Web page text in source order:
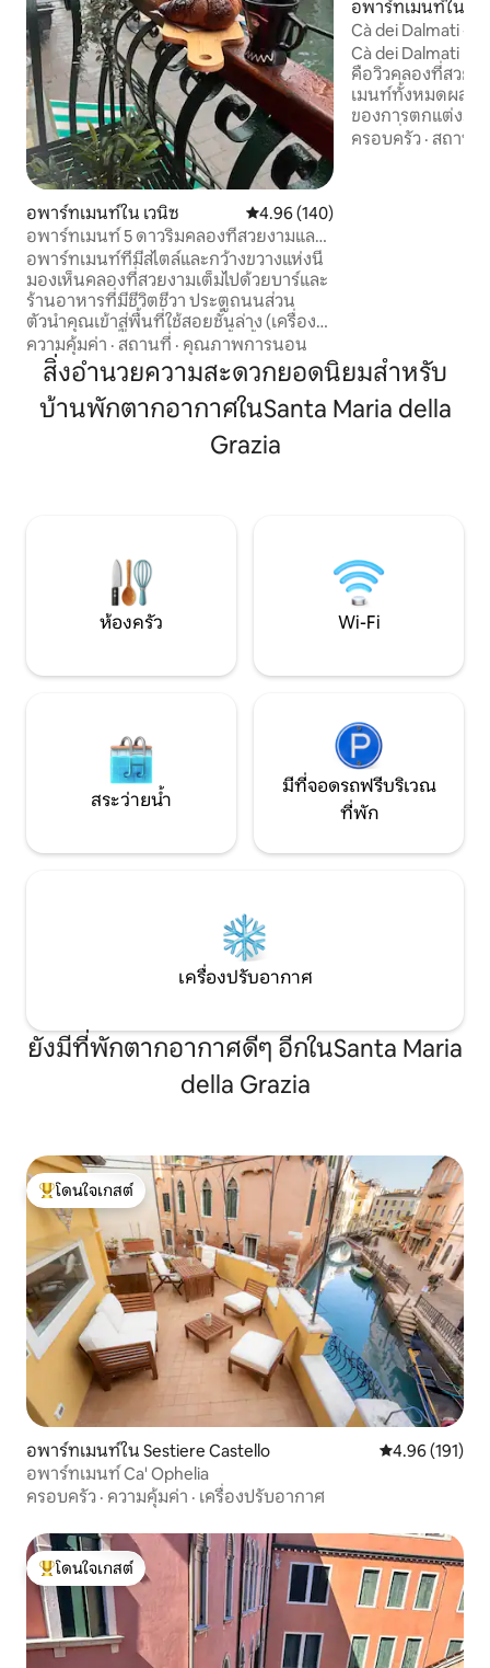
อพาร์ทเมนท์ใน เวนิซ คะแนนเฉลี่ย 4.96 จาก 5, 140 รีวิว
4.96 (140)
อพาร์ทเมนท์ 5 ดาวริมคลองที่สวยงามและ
มีสไตล์สุดๆ!
อพาร์ทเมนท์ที่มีสไตล์และกว้างขวางแห่งนี้
มองเห็นคลองที่สวยงามเต็มไปด้วยบาร์และ
ร้านอาหารที่มีชีวิตชีวา ประตูถนนส่วน
ตัวนำคุณเข้าสู่พื้นที่ใช้สอยชั้นล่าง (เครื่อง
ซักผ้าและเครื่องอบผ้า) จากนั้นชั้นบนคุณ
จะเข้าสู่พื้นที่ที่ออกแบบโดยสถาปนิกที่น่า
ทึ่งซึ่งประกอบด้วยห้องครัว + พื้นที่รับ
ประทานอาหารที่มีอุปกรณ์ครบครันเลานจ์
ที่สง่างามห้องนอนขนาดใหญ่ 2 ห้องพร้อม
เตียงคิงไซส์สุดๆและห้องน้ำ 2 ห้องห้องหนึ่ง
ความคุ้มค่า · สถานที่ · คุณภาพการนอน
อพาร์ทเมนท์ใน เว
Cà dei Dalmati -
Cà dei Dalmati ค
คือวิวคลองที่สวย
เมนท์ทั้งหมดผสม
ของการตกแต่งภา
กว้าง สิ่งอำนวยค
ครอบครัว · สถานที่
สิ่งอำนวยความสะดวกยอดนิยมสำหรับ
บ้านพักตากอากาศในSanta Maria della
Grazia
ห้องครัว Wi-Fi
สระว่ายน้ำ
มีที่จอดรถฟรีบริเวณ
ที่พัก
เครื่องปรับอากาศ
ยังมีที่พักตากอากาศดีๆ อีกในSanta Maria
della Grazia
โดนใจเกสต์ที่สุด
โดนใจเกสต์
อพาร์ทเมนท์ใน Sestiere Castello คะแนนเฉลี่ย
4.96 (191)
อพาร์ทเมนท์ Ca' Ophelia
ครอบครัว · ความคุ้มค่า · เครื่องปรับอากาศ
โดนใจเกสต์ที่สุด
โดนใจเกสต์